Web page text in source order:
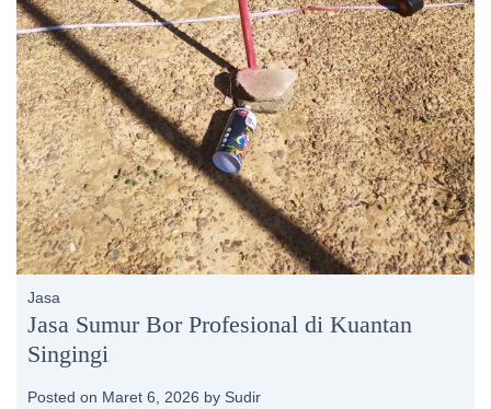
Jasa
Jasa Sumur Bor Profesional di Kuantan
Singingi
Posted on Maret 6, 2026 by Sudir